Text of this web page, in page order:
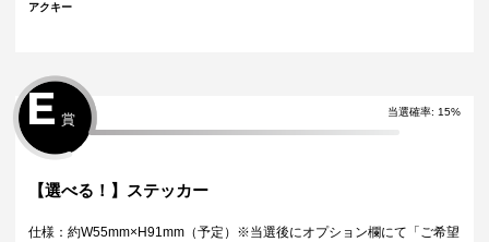
アクキー
当選確率: 15%
E 賞
【選べる！】ステッカー
仕様：約W55mm×H91mm（予定）※当選後にオプション欄にて「ご希望